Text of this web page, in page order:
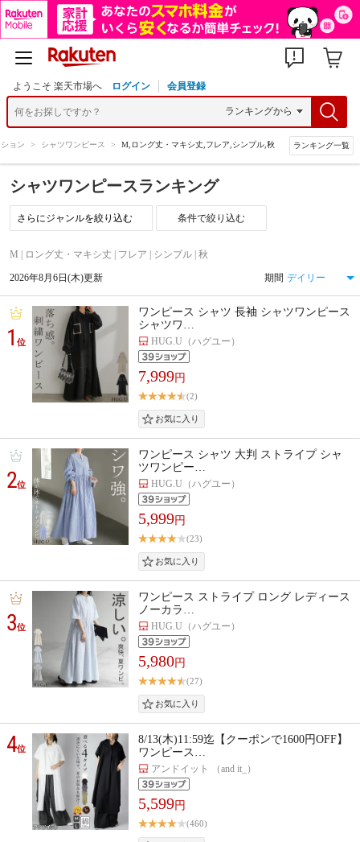
ようこそ 楽天市場へ ログイン 会員登録
ョン > シャツワンピース > M,ロング丈・マキシ丈,フレア,シンプル,秋 ランキング一覧
シャツワンピースランキング
条件で絞り込む
M | ロング丈・マキシ丈 | フレア | シンプル | 秋
2026年8月6日(木)更新 期間
1位
ワンピース シャツ 長袖 シャツワンピース
シャツワ…
HUG.U（ハグユー）
7,999円
(2)
2位
ワンピース シャツ 大判 ストライプ シャ
ツワンピー…
HUG.U（ハグユー）
5,999円
(23)
3位
ワンピース ストライプ ロング レディース
ノーカラ…
HUG.U（ハグユー）
5,980円
(27)
4位
8/13(木)11:59迄【クーポンで1600円OFF】
ワンピース…
アンドイット （and it_）
5,599円
(460)